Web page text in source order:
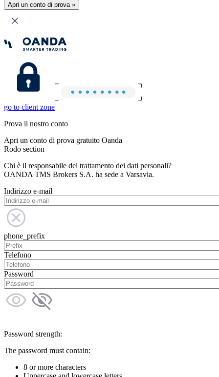
Apri un conto di prova »
go to client zone
Prova il nostro conto
Apri un conto di prova gratuito Oanda
Rodo section
Chi è il responsabile del trattamento dei dati personali?
OANDA TMS Brokers S.A. ha sede a Varsavia.
Indirizzo e-mail
phone_prefix
Telefono
Password
Password strength:
The password must contain:
8 or more characters